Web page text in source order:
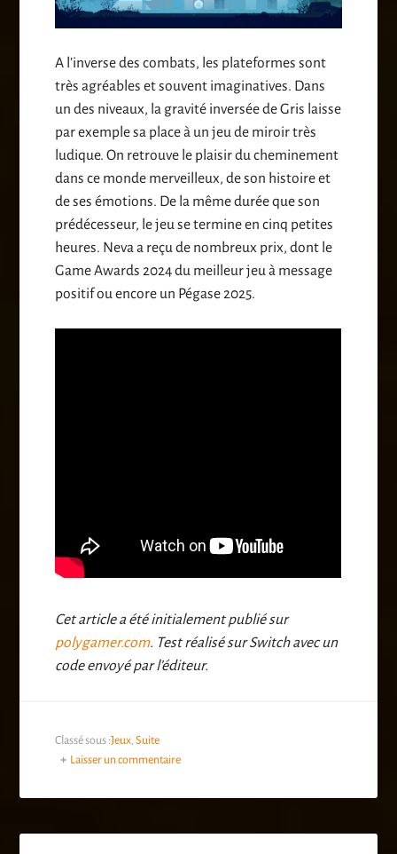
A l’inverse des combats, les plateformes sont
très agréables et souvent imaginatives. Dans
un des niveaux, la gravité inversée de Gris laisse
par exemple sa place à un jeu de miroir très
ludique. On retrouve le plaisir du cheminement
dans ce monde merveilleux, de son histoire et
de ses émotions. De la même durée que son
prédécesseur, le jeu se termine en cinq petites
heures. Neva a reçu de nombreux prix, dont le
Game Awards 2024 du meilleur jeu à message
positif ou encore un Pégase 2025.
Cet article a été initialement publié sur
polygamer.com. Test réalisé sur Switch avec un
code envoyé par l’éditeur.
Classé sous :Jeux,Suite
Laisser un commentaire